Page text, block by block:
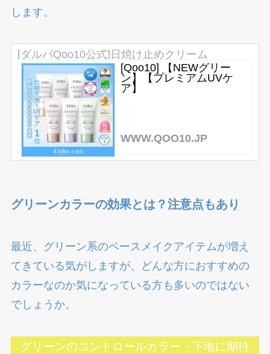
します。
[ダルバQoo10公式]日焼け止めクリーム
[Qoo10] 【NEWグリー
ン】【プレミアムUVケ
ア】
WWW.QOO10.JP
グリーンカラーの効果とは？注意点もあり
最近、グリーン系のベースメイクアイテムが増え
てきている気がしますが、どんな方におすすめの
カラーなのか気になっている方も多いのではない
でしょうか。
グリーンのコントロールカラー・下地に期待